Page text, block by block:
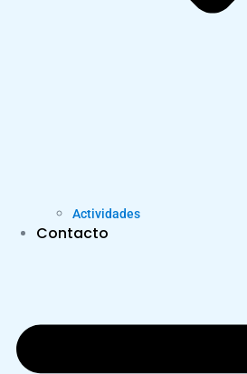
Actividades
Contacto